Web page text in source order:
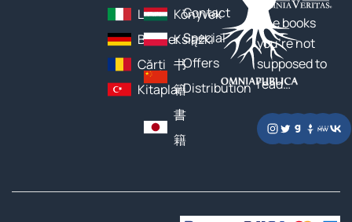
Libri
Bücher
Cărți
Kitaplar
Könyvek
Książki
书
籍
書
籍
Contact
Special
Offers
Distribution
The books
you’re not
supposed to
read…